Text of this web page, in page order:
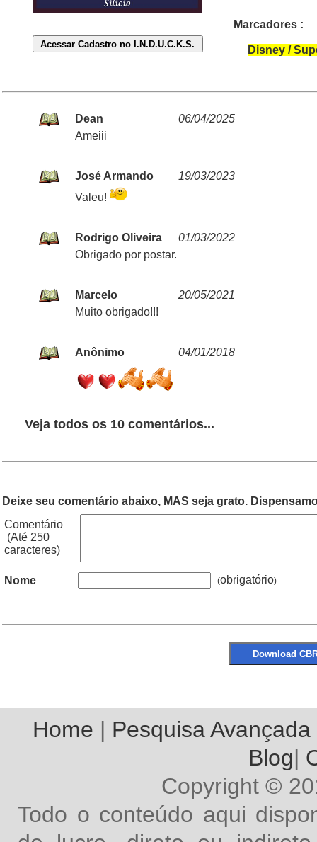
Marcadores :
Disney /
Dean
06/04/2025
Ameiii
José Armando
19/03/2023
Valeu!
Rodrigo Oliveira
01/03/2022
Obrigado por postar.
Marcelo
20/05/2021
Muito obrigado!!!
Anônimo 04/01/2018
Veja todos os 10 comentários...
Deixe seu comentário abaixo, MAS seja grato.
Comentário
(Até 250
caracteres)
Nome (obrigatório
Home | Pesquisa Avançada
Blog|
Copyright ©
Todo o conteúdo aqui